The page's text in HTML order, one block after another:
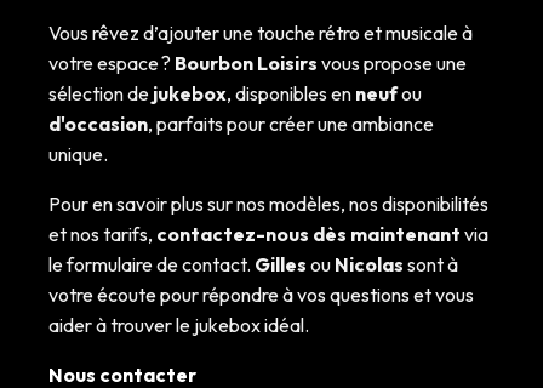
Vous rêvez d’ajouter une touche rétro et musicale à
votre espace ? Bourbon Loisirs vous propose une
sélection de jukebox, disponibles en neufou
d'occasion, parfaits pour créer une ambiance
unique.
Pour en savoir plus sur nos modèles, nos disponibilités
et nos tarifs, contactez-nous dès maintenant via
le formulaire de contact. Gilles ou Nicolas sont à
votre écoute pour répondre à vos questions et vous
aider à trouver le jukebox idéal.
Nous contacter